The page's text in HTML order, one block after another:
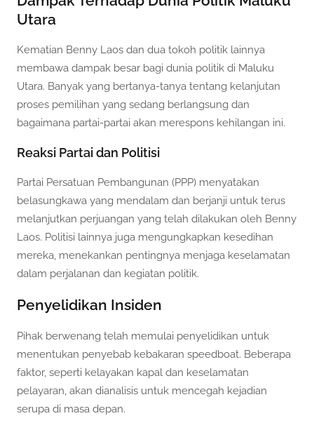
Utara
Kematian Benny Laos dan dua tokoh politik lainnya
membawa dampak besar bagi dunia politik di Maluku
Utara. Banyak yang bertanya-tanya tentang kelanjutan
proses pemilihan yang sedang berlangsung dan
bagaimana partai-partai akan merespons kehilangan ini.
Reaksi Partai dan Politisi
Partai Persatuan Pembangunan (PPP) menyatakan
belasungkawa yang mendalam dan berjanji untuk terus
melanjutkan perjuangan yang telah dilakukan oleh Benny
Laos. Politisi lainnya juga mengungkapkan kesedihan
mereka, menekankan pentingnya menjaga keselamatan
dalam perjalanan dan kegiatan politik.
Penyelidikan Insiden
Pihak berwenang telah memulai penyelidikan untuk
menentukan penyebab kebakaran speedboat. Beberapa
faktor, seperti kelayakan kapal dan keselamatan
pelayaran, akan dianalisis untuk mencegah kejadian
serupa di masa depan.